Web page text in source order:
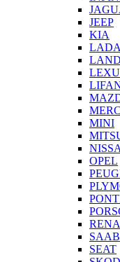
JEEP
KIA
LADA
MINI
OPEL
SAAB
SEAT